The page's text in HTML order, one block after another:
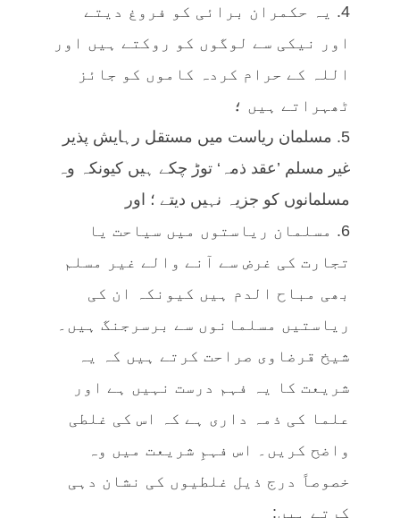
4. یہ حکمران برائی کو فروغ دیتے
اور نیکی سے لوگوں کو روکتے ہیں اور
اللہ کے حرام کردہ کاموں کو جائز
ٹھہراتے ہیں ؛
5. مسلمان ریاست میں مستقل رہایش پذیر
غیر مسلم ’عقد ذمہ‘ توڑ چکے ہیں کیونکہ وہ
مسلمانوں کو جزیہ نہیں دیتے ؛ اور
6. مسلمان ریاستوں میں سیاحت یا
تجارت کی غرض سے آنے والے غیر مسلم
بھی مباح الدم ہیں کیونکہ ان کی
ریاستیں مسلمانوں سے برسرجنگ ہیں۔
شیخ قرضاوی صراحت کرتے ہیں کہ یہ
شریعت کا یہ فہم درست نہیں ہے اور
علما کی ذمہ داری ہے کہ اس کی غلطی
واضح کریں۔ اس فہمِ شریعت میں وہ
خصوصاً درج ذیل غلطیوں کی نشان دہی
کرتے ہیں: